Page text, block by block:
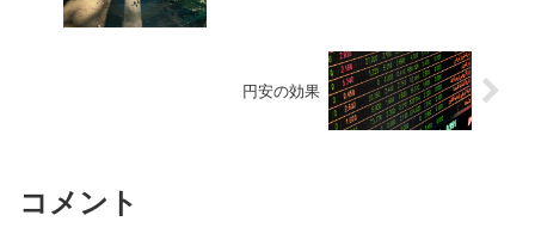
円安の効果
コメント